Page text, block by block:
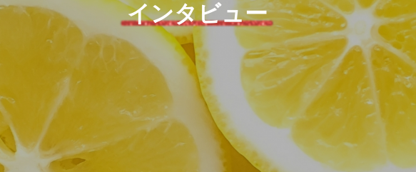
インタビュー